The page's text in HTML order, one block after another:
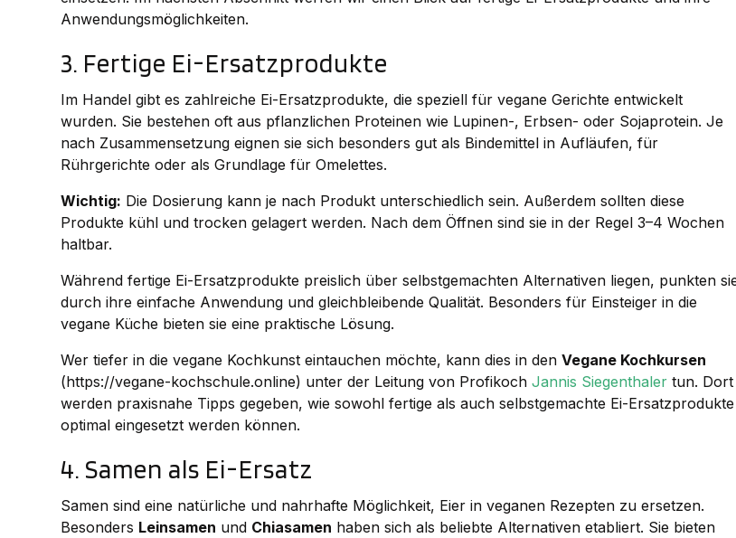
Anwendungsmöglichkeiten.
3. Fertige Ei-Ersatzprodukte
Im Handel gibt es zahlreiche Ei-Ersatzprodukte, die speziell für vegane Gerichte entwickelt
wurden. Sie bestehen oft aus pflanzlichen Proteinen wie Lupinen-, Erbsen- oder Sojaprotein. Je
nach Zusammensetzung eignen sie sich besonders gut als Bindemittel in Aufläufen, für
Rührgerichte oder als Grundlage für Omelettes.
Wichtig: Die Dosierung kann je nach Produkt unterschiedlich sein. Außerdem sollten diese
Produkte kühl und trocken gelagert werden. Nach dem Öffnen sind sie in der Regel 3–4 Wochen
haltbar.
Während fertige Ei-Ersatzprodukte preislich über selbstgemachten Alternativen liegen, punkten
durch ihre einfache Anwendung und gleichbleibende Qualität. Besonders für Einsteiger in die
vegane Küche bieten sie eine praktische Lösung.
Wer tiefer in die vegane Kochkunst eintauchen möchte, kann dies in denVegane Kochkursen
(https://vegane-kochschule.online) unter der Leitung von ProfikochJannis Siegenthaler tun. Dort
werden praxisnahe Tipps gegeben, wie sowohl fertige als auch selbstgemachte Ei-Ersatzprodukte
optimal eingesetzt werden können.
4. Samen als Ei-Ersatz
Samen sind eine natürliche und nahrhafte Möglichkeit, Eier in veganen Rezepten zu ersetzen.
Besonders Leinsamen und Chiasamen haben sich als beliebte Alternativen etabliert. Sie bieten